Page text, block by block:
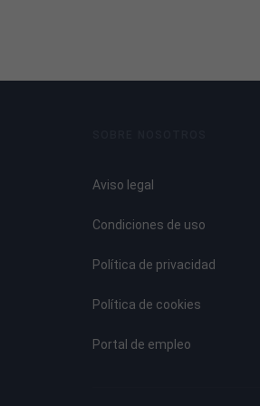
- Los Dedos.
- Bóveda Plantar o Istmo.
Aviso legal
Condiciones de uso
Política de privacidad
Política de cookies
Portal de empleo